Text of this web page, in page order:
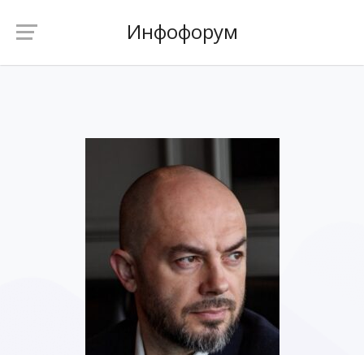
Инфофорум